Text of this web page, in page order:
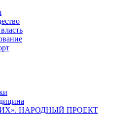
НАРОДНЫЙ ПРОЕКТ